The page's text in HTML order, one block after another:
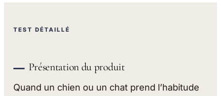
TEST DÉTAILLÉ
Présentation du produit
Quand un chien ou un chat prend l’habitude